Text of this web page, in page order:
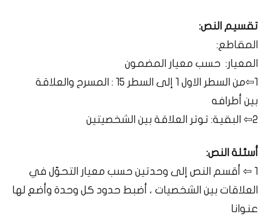
تقسيم النص:
المقاطع:
المعيار: حسب معيار المضمون
1⇦من السطر الاول 1 إلى السطر 15 : المسرح والعلاقة
بين أطرافه
2⇦ البقية: توتر العلاقة بين الشخصيتين
أسئلة النص:
1 ⇦ أقسم النص إلى وحدتين حسب معيار التحوّل في
العلاقات بين الشخصيات ، أضبط حدود كل وحدة وأضع لها
عنوانا